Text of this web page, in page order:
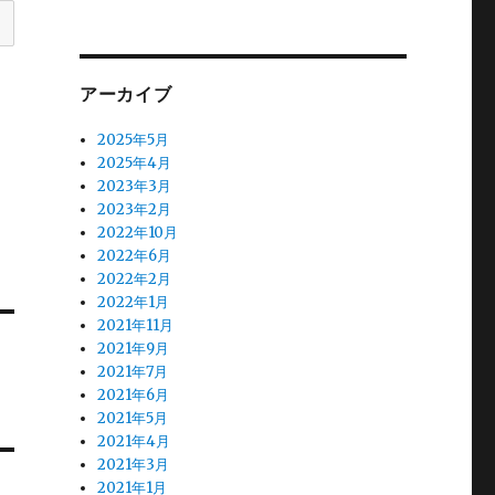
アーカイブ
2025年5月
2025年4月
2023年3月
2023年2月
2022年10月
2022年6月
2022年2月
2022年1月
2021年11月
2021年9月
2021年7月
2021年6月
2021年5月
2021年4月
2021年3月
2021年1月